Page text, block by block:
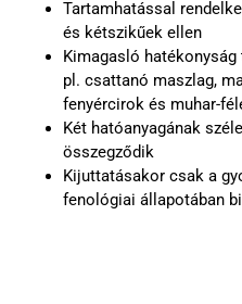
Tartamhatással
és kétszikűek ellen
Kimagasló
pl. csattanó maszlag,
fenyércirok és muhar-
Két hatóanyagának
összegződik
Kijuttatásakor csak a
fenológiai állapotában